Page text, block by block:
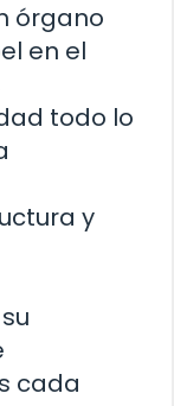
órgano
en el
todo lo
y
cada